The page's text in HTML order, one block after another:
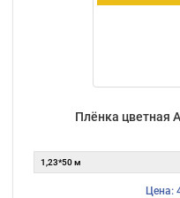
Плёнка цветная
Цена: